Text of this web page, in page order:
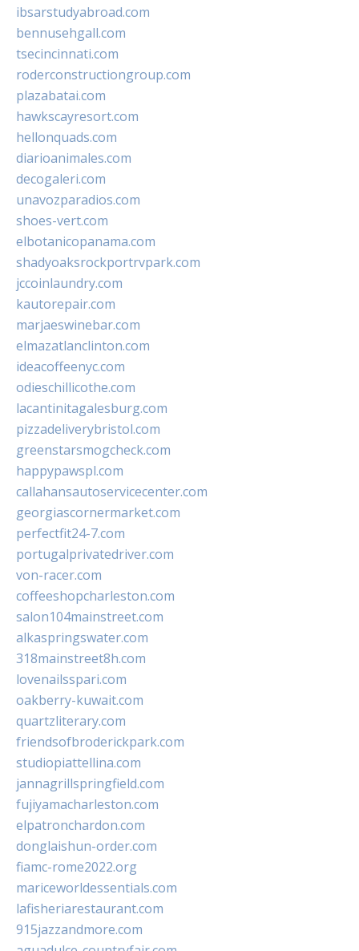
ibsarstudyabroad.com
bennusehgall.com
tsecincinnati.com
roderconstructiongroup.com
plazabatai.com
hawkscayresort.com
hellonquads.com
diarioanimales.com
decogaleri.com
unavozparadios.com
shoes-vert.com
elbotanicopanama.com
shadyoaksrockportrvpark.com
jccoinlaundry.com
kautorepair.com
marjaeswinebar.com
elmazatlanclinton.com
ideacoffeenyc.com
odieschillicothe.com
lacantinitagalesburg.com
pizzadeliverybristol.com
greenstarsmogcheck.com
happypawspl.com
callahansautoservicecenter.com
georgiascornermarket.com
perfectfit24-7.com
portugalprivatedriver.com
von-racer.com
coffeeshopcharleston.com
salon104mainstreet.com
alkaspringswater.com
318mainstreet8h.com
lovenailsspari.com
oakberry-kuwait.com
quartzliterary.com
friendsofbroderickpark.com
studiopiattellina.com
jannagrillspringfield.com
fujiyamacharleston.com
elpatronchardon.com
donglaishun-order.com
fiamc-rome2022.org
mariceworldessentials.com
lafisheriarestaurant.com
915jazzandmore.com